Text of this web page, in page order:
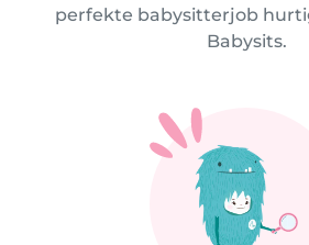
perfekte babysitterjob
Babysits.